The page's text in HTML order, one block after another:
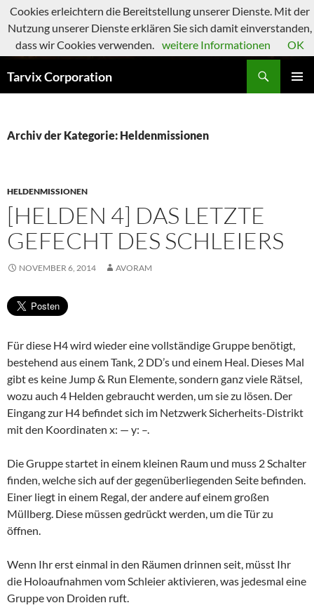
Zum
Inhalt
springen
Tarvix Corporation
Archiv der Kategorie: Heldenmissionen
HELDENMISSIONEN
[HELDEN 4] DAS LETZTE
GEFECHT DES SCHLEIERS
NOVEMBER 6, 2014 AVORAM
Für diese H4 wird wieder eine vollständige Gruppe benötigt,
bestehend aus einem Tank, 2 DD’s und einem Heal. Dieses Mal
gibt es keine Jump & Run Elemente, sondern ganz viele Rätsel,
wozu auch 4 Helden gebraucht werden, um sie zu lösen. Der
Eingang zur H4 befindet sich im Netzwerk Sicherheits-Distrikt
mit den Koordinaten x: — y: –.
Die Gruppe startet in einem kleinen Raum und muss 2 Schalter
finden, welche sich auf der gegenüberliegenden Seite befinden.
Einer liegt in einem Regal, der andere auf einem großen
Müllberg. Diese müssen gedrückt werden, um die Tür zu
öffnen.
Wenn Ihr erst einmal in den Räumen drinnen seit, müsst Ihr
die Holoaufnahmen vom Schleier aktivieren, was jedesmal eine
Gruppe von Droiden ruft.
Cookies erleichtern die Bereitstellung unserer Dienste. Mit der
Nutzung unserer Dienste erklären Sie sich damit einverstanden,
dass wir Cookies verwenden. weitere Informationen OK